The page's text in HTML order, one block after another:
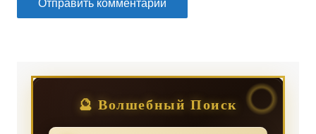
🔮 Волшебный Поиск